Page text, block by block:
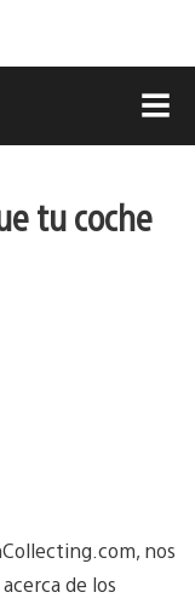
tu coche
nos
de los